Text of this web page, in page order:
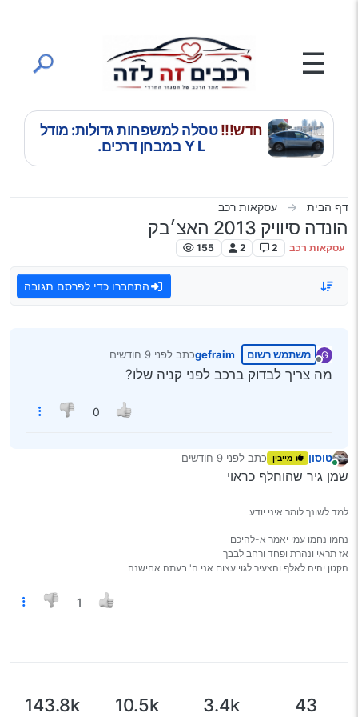
☰
חדש!!!טסלה למשפחות גדולות: מודל
Y L במבחן דרכים.
דף הבית עסקאות רכב
הונדה סיוויק 2013 האצ׳בק
עסקאות רכב 2
2
155
התחברו כדי לפרסם תגובה
G
מנותק
משתמש רשום gefraimכתב לפני 9 חודשים
נערך לאחרונה על ידי
מה צריך לבדוק ברכב לפני קניה שלו?
0
טוסון מייבין כתב לפני 9 חודשים
נערך לאחרונה על ידי
שמן גיר שהוחלף כראוי
למד לשונך לומר איני יודע
נחמו נחמו עמי יאמר א-להיכם
אז תראי ונהרת ופחד ורחב לבבך
הקטן יהיה לאלף והצעיר לגוי עצום אני ה' בעתה אחישנה
1
43
3.4k
10.5k
143.8k